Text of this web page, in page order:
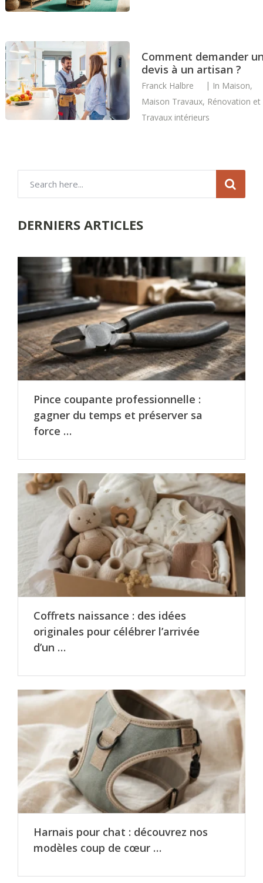
Comment demander
devis à un artisan ?
Franck Halbre In Maison,
Maison Travaux, Rénovation et
Travaux intérieurs
DERNIERS ARTICLES
Pince coupante professionnelle :
gagner du temps et préserver sa
force …
Coffrets naissance : des idées
originales pour célébrer l’arrivée
d’un …
Harnais pour chat : découvrez nos
modèles coup de cœur …